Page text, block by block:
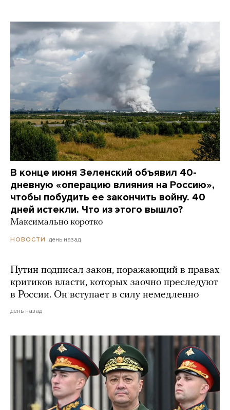
В конце июня Зеленский объявил 40-
дневную «операцию влияния на Россию»,
чтобы побудить ее закончить войну. 40
дней истекли. Что из этого вышло?
Максимально коротко
НОВОСТИ день назад
Путин подписал закон, поражающий в правах
критиков власти, которых заочно преследуют
в России. Он вступает в силу немедленно
день назад